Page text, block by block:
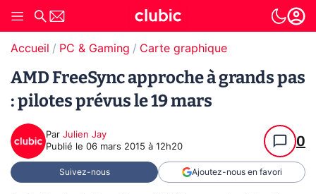
Accueil PC & Gaming Carte graphique
AMD FreeSync approche à grands pas
: pilotes prévus le 19 mars
Par Julien Jay
Publié le 06 mars 2015 à 12h20 0
Suivez-nous Ajoutez-nous en favori